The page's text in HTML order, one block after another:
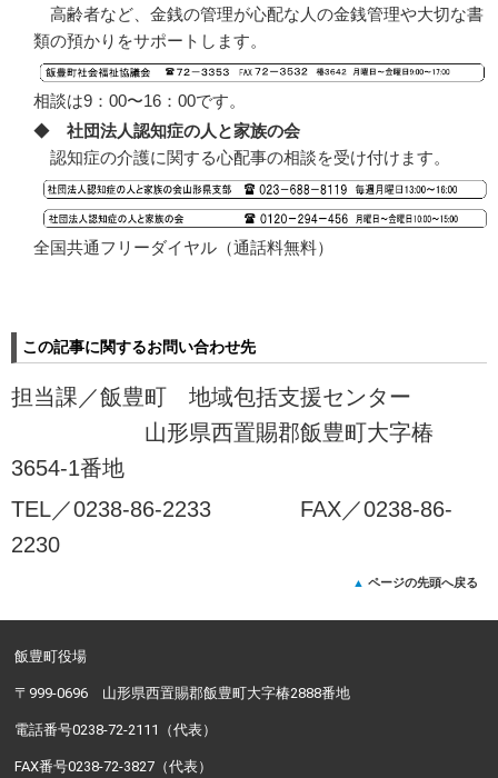
高齢者など、金銭の管理が心配な人の金銭管理や大切な書
類の預かりをサポートします。
相談は9：00〜16：00です。
◆ 社団法人認知症の人と家族の会
認知症の介護に関する心配事の相談を受け付けます。
全国共通フリーダイヤル（通話料無料）
この記事に関するお問い合わせ先
担当課／飯豊町 地域包括支援センター
山形県西置賜郡飯豊町大字椿
3654-1番地
TEL／0238-86-2233 FAX／0238-86-
2230
ページの先頭へ戻る
飯豊町役場
〒999-0696 山形県西置賜郡飯豊町大字椿2888番地
電話番号0238-72-2111（代表）
FAX番号0238-72-3827（代表）